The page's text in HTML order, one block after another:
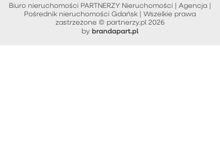
Biuro nieruchomości PARTNERZY Nieruchomości | Agencja |
Pośrednik nieruchomości Gdańsk | Wszelkie prawa
zastrzeżone © partnerzy.pl 2026
by brandapart.pl